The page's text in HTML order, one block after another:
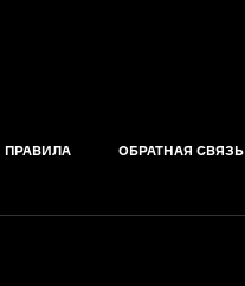
ПРАВИЛА ОБРАТНАЯ СВЯЗЬ